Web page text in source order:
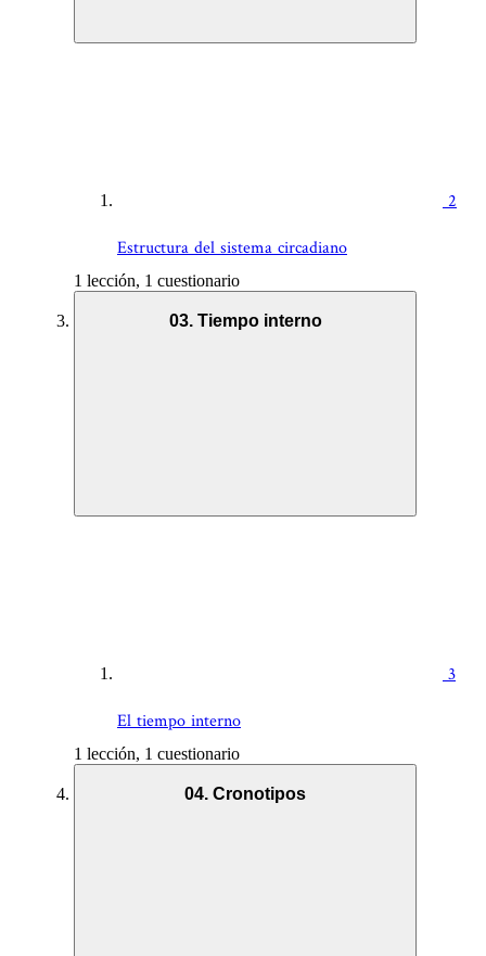
2
Estructura del sistema circadiano
1 lección, 1 cuestionario
03. Tiempo interno
3
El tiempo interno
1 lección, 1 cuestionario
04. Cronotipos